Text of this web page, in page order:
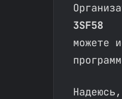
3SF58
можете